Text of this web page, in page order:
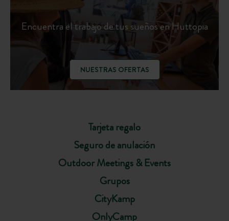
Tarjeta regalo
Seguro de anulación
Outdoor Meetings & Events
Grupos
CityKamp
OnlyCamp
Encuentra el trabajo de tus sueños en Huttopia
NUESTRAS OFERTAS